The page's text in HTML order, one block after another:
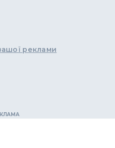
реклами